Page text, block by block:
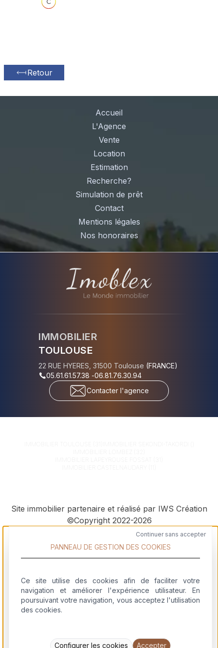
Retour
Accueil
L'Agence
Vente
Location
Estimation
Recherche?
Simulation de prêt
Contact
Mentions légales
Nos honoraires
IMMOBILIER
TOULOUSE
22 RUE HYERES 31500 Toulouse (FRANCE)
05.61.61.57.38 -06.81.76.30.94
Contacter l'agence
Site immobilier partenaire et réalisé par IWS Création
©Copyright 2022-2026
Logiciel immobilier
Stratégie & Conseil en image immobilier
Continuer sans accepter
PANNEAU DE GESTION DES COOKIES
Ce site utilise des cookies afin de faciliter votre
navigation et améliorer l'expérience utilisateur. En
poursuivant votre navigation, vous acceptez l'utilisation
des cookies.
Configurer les cookies Accepter